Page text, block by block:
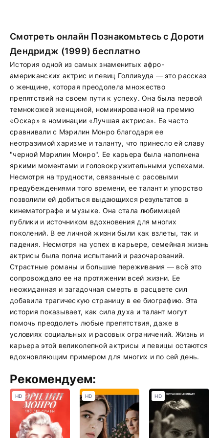
Смотреть онлайн Познакомьтесь с Дороти
Дендридж (1999) бесплатно
История одной из самых знаменитых афро-
американских актрис и певиц Голливуда — это рассказ
о женщине, которая преодолела множество
препятствий на своем пути к успеху. Она была первой
темнокожей женщиной, номинированной на премию
«Оскар» в номинации «Лучшая актриса». Ее часто
сравнивали с Мэрилин Монро благодаря ее
неотразимой харизме и таланту, что принесло ей славу
"черной Мэрилин Монро". Ее карьера была наполнена
яркими моментами и головокружительными успехами.
Несмотря на трудности, связанные с расовыми
предубеждениями того времени, ее талант и упорство
позволили ей добиться выдающихся результатов в
кинематографе и музыке. Она стала любимицей
публики и источником вдохновения для многих
поколений. В ее личной жизни были как взлеты, так и
падения. Несмотря на успех в карьере, семейная жизнь
актрисы была полна испытаний и разочарований.
Страстные романы и большие переживания — всё это
сопровождало ее на протяжении всей жизни. Ее
неожиданная и загадочная смерть в расцвете сил
добавила трагическую страницу в ее биографию. Эта
история показывает, как сила духа и талант могут
помочь преодолеть любые препятствия, даже в
условиях социальных и расовых ограничений. Жизнь и
карьера этой великолепной актрисы и певицы остаются
вдохновляющим примером для многих и по сей день.
Рекомендуем:
HD HD HD